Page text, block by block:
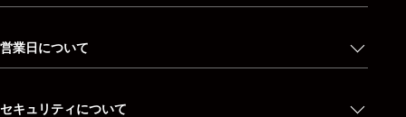
営業日について
セキュリティについて